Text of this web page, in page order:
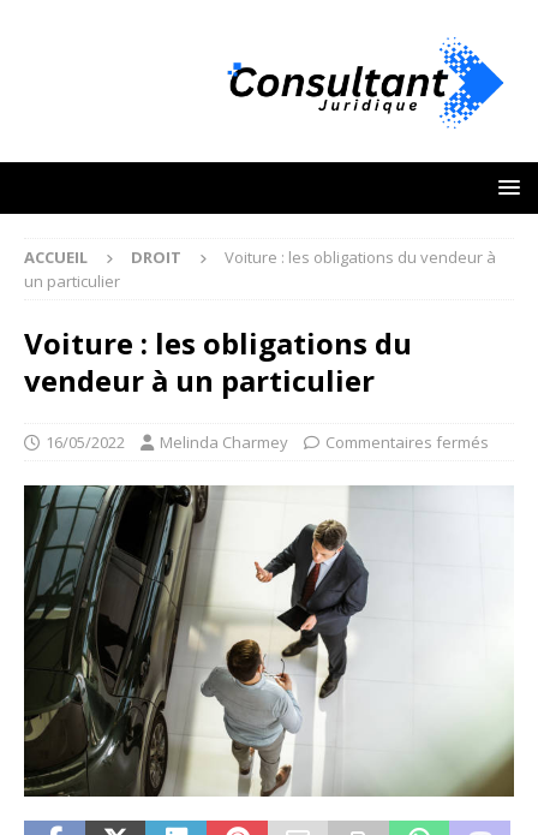
ACCUEIL DROIT
Voiture : les obligations du vendeur à
un particulier
Voiture : les obligations du
vendeur à un particulier
16/05/2022 Melinda Charmey Commentaires fermés